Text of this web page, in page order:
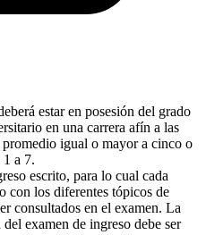
estar en posesión del grado
en una carrera afín a las
igual o mayor a cinco o
1 a 7.
escrito, para lo cual cada
con los diferentes tópicos de
consultados en el examen. La
examen de ingreso debe ser